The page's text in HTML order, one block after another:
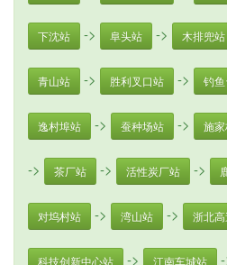
下沈站 -> 阜头站 -> 木排兜站
青山站 -> 胜利叉口站 -> 钓
逸村埠站 -> 蚕种场站 -> 施
-> 茶厂站 -> 活性炭厂站 ->
对坞村站 -> 湾山站 -> 浙北
科技创新中心站 -> 江南车城站